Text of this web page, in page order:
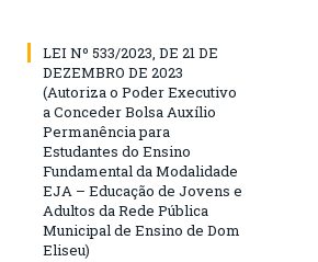
LEI Nº 533/2023, DE 21 DE
DEZEMBRO DE 2023
(Autoriza o Poder Executivo
a Conceder Bolsa Auxílio
Permanência para
Estudantes do Ensino
Fundamental da Modalidade
EJA – Educação de Jovens e
Adultos da Rede Pública
Municipal de Ensino de Dom
Eliseu)